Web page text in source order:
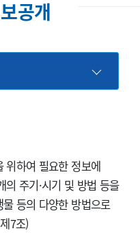
공개
위하여 필요한 정보에
주기·시기 및 방법 등을
등의 다양한 방법으로
7조)